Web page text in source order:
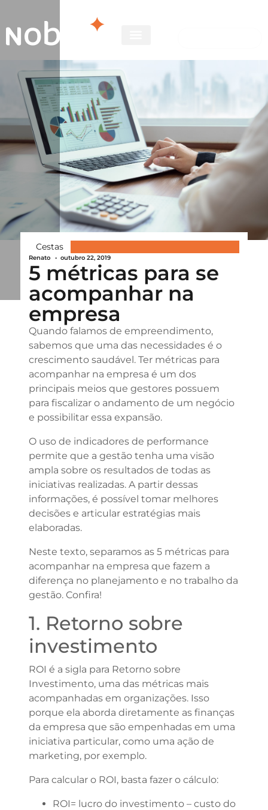
Cestas
Renato • outubro 22, 2019
5 métricas para se
acompanhar na
empresa
Quando falamos de empreendimento,
sabemos que uma das necessidades é o
crescimento saudável. Ter métricas para
acompanhar na empresa é um dos
principais meios que gestores possuem
para fiscalizar o andamento de um negócio
e possibilitar essa expansão.
O uso de indicadores de performance
permite que a gestão tenha uma visão
ampla sobre os resultados de todas as
iniciativas realizadas. A partir dessas
informações, é possível tomar melhores
decisões e articular estratégias mais
elaboradas.
Neste texto, separamos as 5 métricas para
acompanhar na empresa que fazem a
diferença no planejamento e no trabalho da
gestão. Confira!
1. Retorno sobre
investimento
ROI é a sigla para Retorno sobre
Investimento, uma das métricas mais
acompanhadas em organizações. Isso
porque ela aborda diretamente as finanças
da empresa que são empenhadas em uma
iniciativa particular, como uma ação de
marketing, por exemplo.
Para calcular o ROI, basta fazer o cálculo:
ROI= lucro do investimento – custo do